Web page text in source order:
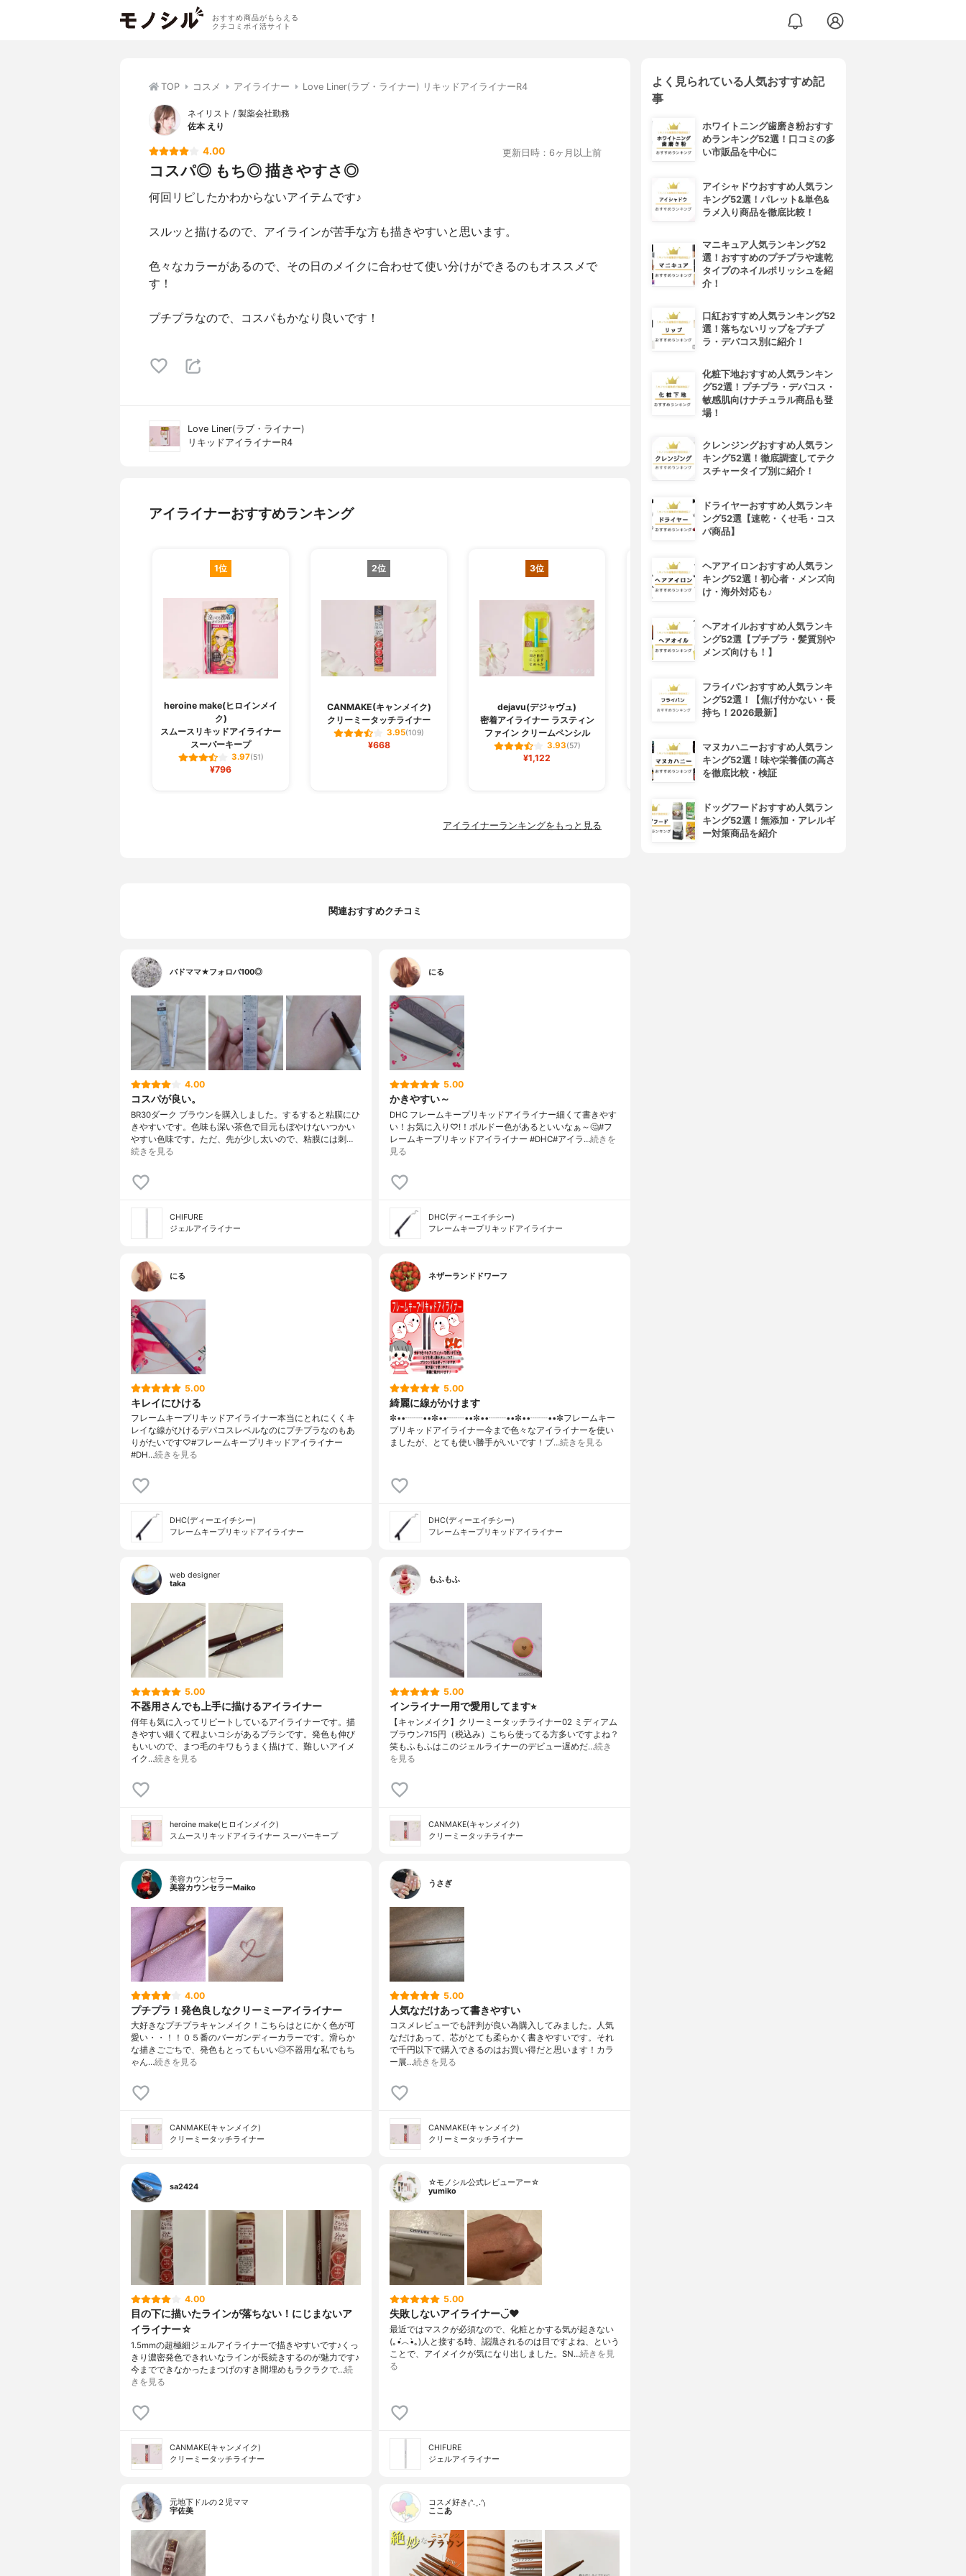
おすすめ商品がもらえる
クチコミポイ活サイト
TOP コスメ アイライナー Love Liner(ラブ・ライナー) リキッドアイライナーR4
ネイリスト / 製薬会社勤務
佐本 えり
4.00 更新日時：6ヶ月以上前
コスパ◎ もち◎ 描きやすさ◎
何回リピしたかわからないアイテムです♪
スルッと描けるので、アイラインが苦手な方も描きやすいと思います。
色々なカラーがあるので、その日のメイクに合わせて使い分けができるのもオススメで
す！
プチプラなので、コスパもかなり良いです！
Love Liner(ラブ・ライナー)
リキッドアイライナーR4
アイライナーおすすめランキング
1位
heroine make(ヒロインメイ
ク)
スムースリキッドアイライナー
スーパーキープ
3.97(51)
¥796
2位
CANMAKE(キャンメイク)
クリーミータッチライナー
3.95(109)
¥668
3位
dejavu(デジャヴュ)
密着アイライナー ラスティン
ファイン クリームペンシル
3.93(57)
¥1,122
4位
Love Liner(ラブ・ライナー)
クリームフィットペンシル
¥1,170
CEZANNE(セザンヌ)
アイライナーランキングをもっと見る
関連おすすめクチコミ
バドママ★フォロバ100◎
4.00
コスパが良い。
BR30ダーク ブラウンを購入しました。するすると粘膜にひ
きやすいです。色味も深い茶色で目元もぼやけないつかい
やすい色味です。ただ、先が少し太いので、粘膜には刺…
続きを見る
CHIFURE
ジェルアイライナー
にる
5.00
かきやすい～
DHC フレームキープリキッドアイライナー細くて書きやす
い！お気に入り♡!！ボルドー色があるといいなぁ～🤔#フ
レームキープリキッドアイライナー #DHC#アイラ…続きを
見る
DHC(ディーエイチシー)
フレームキープリキッドアイライナー
にる
5.00
キレイにひける
フレームキープリキッドアイライナー本当にとれにくくキ
レイな線がひけるデパコスレベルなのにプチプラなのもあ
りがたいです♡#フレームキープリキッドアイライナー
#DH…続きを見る
DHC(ディーエイチシー)
フレームキープリキッドアイライナー
ネザーランドドワーフ
5.00
綺麗に線がかけます
✼••┈┈••✼••┈┈••✼••┈┈••✼••┈┈••✼フレームキー
プリキッドアイライナー今まで色々なアイライナーを使い
ましたが、とても使い勝手がいいです！ブ…続きを見る
DHC(ディーエイチシー)
フレームキープリキッドアイライナー
web designer
taka
5.00
不器用さんでも上手に描けるアイライナー
何年も気に入ってリピートしているアイライナーです。描
きやすい細くて程よいコシがあるブラシです。発色も伸び
もいいので、まつ毛のキワもうまく描けて、難しいアイメ
イク…続きを見る
heroine make(ヒロインメイク)
スムースリキッドアイライナー スーパーキープ
もふもふ
5.00
インライナー用で愛用してます⭐︎
【キャンメイク】クリーミータッチライナー02 ミディアム
ブラウン715円（税込み）こちら使ってる方多いですよね？
笑もふもふはこのジェルライナーのデビュー遅めだ…続き
を見る
CANMAKE(キャンメイク)
クリーミータッチライナー
美容カウンセラー
美容カウンセラーMaiko
4.00
プチプラ！発色良しなクリーミーアイライナー
大好きなプチプラキャンメイク！こちらはとにかく色が可
愛い・・！！０５番のバーガンディーカラーです。滑らか
な描きごごちで、発色もとってもいい◎不器用な私でもち
ゃん…続きを見る
CANMAKE(キャンメイク)
クリーミータッチライナー
うさぎ
5.00
人気なだけあって書きやすい
コスメレビューでも評判が良い為購入してみました。人気
なだけあって、芯がとても柔らかく書きやすいです。それ
で千円以下で購入できるのはお買い得だと思います！カラ
ー展…続きを見る
CANMAKE(キャンメイク)
クリーミータッチライナー
sa2424
4.00
目の下に描いたラインが落ちない！にじまないア
イライナー☆
1.5mmの超極細ジェルアイライナーで描きやすいです♪くっ
きり濃密発色できれいなラインが長続きするのが魅力です♪
今までできなかったまつげのすき間埋めもラクラクで…続
きを見る
CANMAKE(キャンメイク)
クリーミータッチライナー
☆モノシル公式レビューアー☆
yumiko
5.00
失敗しないアイライナー◡̈♥︎
最近ではマスクが必須なので、化粧とかする気が起きない
(｡•́︿•̀｡)人と接する時、認識されるのは目ですよね、という
ことで、アイメイクが気になり出しました。SN…続きを見
る
CHIFURE
ジェルアイライナー
元地下ドルの２児ママ
宇佐美
コスメ好き₍ᐢ.ˬ.ᐢ₎
ここあ
よく見られている人気おすすめ記
事
ホワイトニング歯磨き粉おすす
めランキング52選！口コミの多
い市販品を中心に
アイシャドウおすすめ人気ラン
キング52選！パレット&単色&
ラメ入り商品を徹底比較！
マニキュア人気ランキング52
選！おすすめのプチプラや速乾
タイプのネイルポリッシュを紹
介！
口紅おすすめ人気ランキング52
選！落ちないリップをプチプ
ラ・デパコス別に紹介！
化粧下地おすすめ人気ランキン
グ52選！プチプラ・デパコス・
敏感肌向けナチュラル商品も登
場！
クレンジングおすすめ人気ラン
キング52選！徹底調査してテク
スチャータイプ別に紹介！
ドライヤーおすすめ人気ランキ
ング52選【速乾・くせ毛・コス
パ商品】
ヘアアイロンおすすめ人気ラン
キング52選！初心者・メンズ向
け・海外対応も♪
ヘアオイルおすすめ人気ランキ
ング52選【プチプラ・髪質別や
メンズ向けも！】
フライパンおすすめ人気ランキ
ング52選！【焦げ付かない・長
持ち！2026最新】
マヌカハニーおすすめ人気ラン
キング52選！味や栄養価の高さ
を徹底比較・検証
ドッグフードおすすめ人気ラン
キング52選！無添加・アレルギ
ー対策商品を紹介